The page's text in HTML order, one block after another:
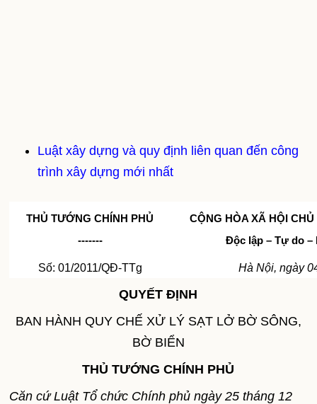
Luật xây dựng và quy định liên quan đến công
trình xây dựng mới nhất
THỦ TƯỚNG CHÍNH PHỦ
-------
CỘNG HÒA XÃ HỘI
Độc lập – Tự do –
Số: 01/2011/QĐ-TTg Hà Nội, ngày
QUYẾT ĐỊNH
BAN HÀNH QUY CHẾ XỬ LÝ SẠT LỞ BỜ SÔNG,
BỜ BIỂN
THỦ TƯỚNG CHÍNH PHỦ
Căn cứ Luật Tổ chức Chính phủ ngày 25 tháng 12